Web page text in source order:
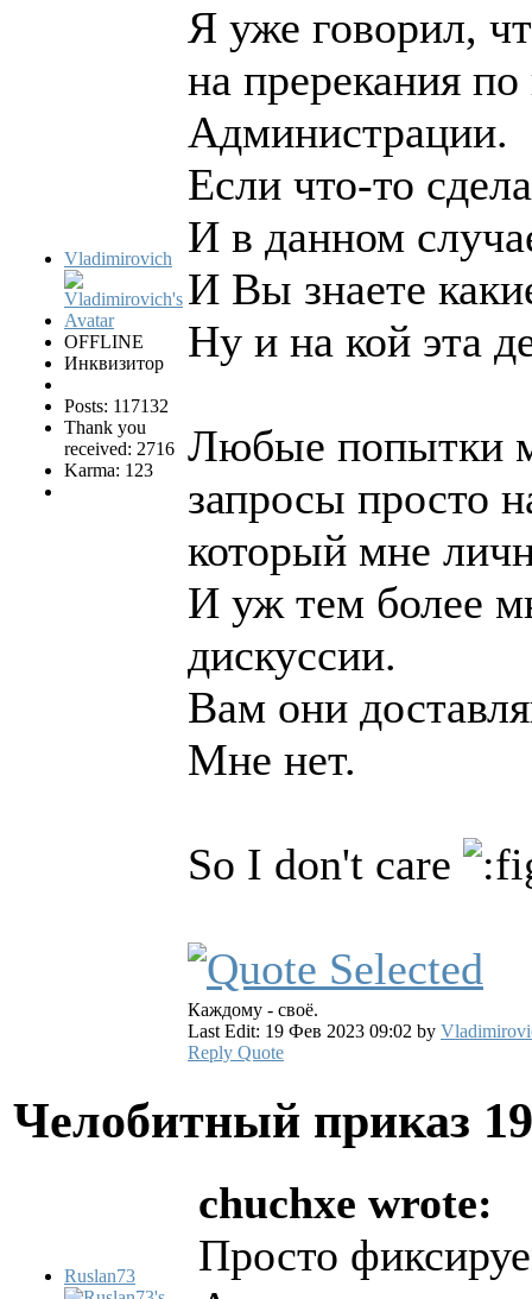
Vladimirovich
OFFLINE
Инквизитор
Posts: 117132
Thank you
received: 2716
Karma: 123
Я уже говорил,
на пререкания
Администрации.
Если что-то
И в данном
И Вы знаете
Ну и на кой эта
Любые попытки
запросы просто
который мне
И уж тем более
дискуссии.
Вам они
Мне нет.
So I don't care
Каждому - своё.
Last Edit: 19 Фев 2023 09:02 by
Reply Quote
Челобитный приказ
Ruslan73
chuchxe wrote:
Просто